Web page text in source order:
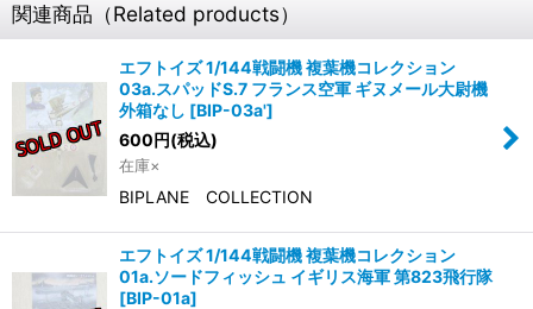
関連商品（Related products）
エフトイズ 1/144戦闘機 複葉機コレクション
03a.スパッドS.7 フランス空軍 ギヌメール大尉機
外箱なし [BIP-03a']
600円(税込)
在庫×
BIPLANE COLLECTION
エフトイズ 1/144戦闘機 複葉機コレクション
01a.ソードフィッシュ イギリス海軍 第823飛行隊
[BIP-01a]